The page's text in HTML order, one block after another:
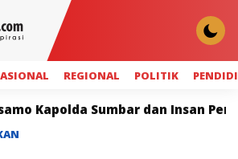
REGIONAL POLITIK
Sumbar dan Insan Pers